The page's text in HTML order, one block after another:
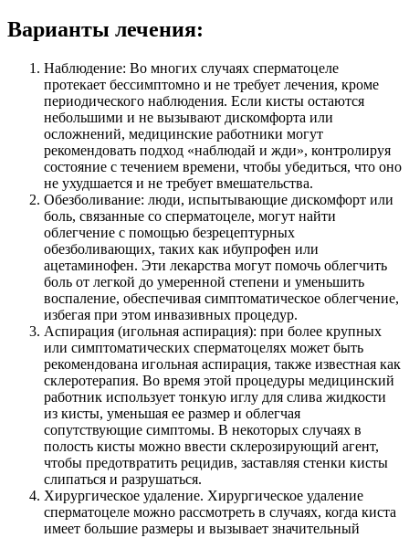
Варианты лечения:
Наблюдение: Во многих случаях сперматоцеле
протекает бессимптомно и не требует лечения, кроме
периодического наблюдения. Если кисты остаются
небольшими и не вызывают дискомфорта или
осложнений, медицинские работники могут
рекомендовать подход «наблюдай и жди», контролируя
состояние с течением времени, чтобы убедиться, что оно
не ухудшается и не требует вмешательства.
Обезболивание: люди, испытывающие дискомфорт или
боль, связанные со сперматоцеле, могут найти
облегчение с помощью безрецептурных
обезболивающих, таких как ибупрофен или
ацетаминофен. Эти лекарства могут помочь облегчить
боль от легкой до умеренной степени и уменьшить
воспаление, обеспечивая симптоматическое облегчение,
избегая при этом инвазивных процедур.
Аспирация (игольная аспирация): при более крупных
или симптоматических сперматоцелях может быть
рекомендована игольная аспирация, также известная как
склеротерапия. Во время этой процедуры медицинский
работник использует тонкую иглу для слива жидкости
из кисты, уменьшая ее размер и облегчая
сопутствующие симптомы. В некоторых случаях в
полость кисты можно ввести склерозирующий агент,
чтобы предотвратить рецидив, заставляя стенки кисты
слипаться и разрушаться.
Хирургическое удаление. Хирургическое удаление
сперматоцеле можно рассмотреть в случаях, когда киста
имеет большие размеры и вызывает значительный